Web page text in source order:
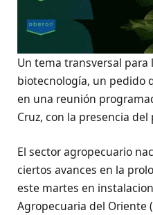
Un tema transversal para
biotecnología, un pedido
en una reunión
Cruz, con la presencia
El sector agropecuario
ciertos avances en la
este martes en
Agropecuaria del Oriente